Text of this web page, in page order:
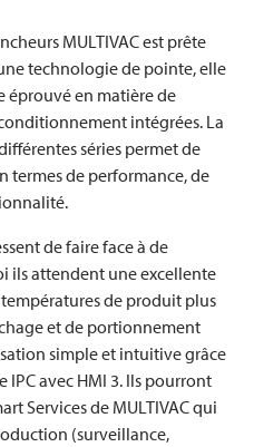
MULTIVACest prête
technologie de pointe, elle
éprouvé en matière de
intégrées. La
séries permet de
termes de performance, de
de faire face à de
ils attendent une excellente
de produit plus
et de portionnement
simple et intuitive grâce
avec HMI 3. Ils pourront
Services de MULTIVACqui
(surveillance,